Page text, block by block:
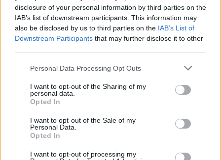
disclosure of your personal information by third parties on the
IAB’s list of downstream participants. This information may
also be disclosed by us to third parties on the IAB’s List of
Downstream Participants that may further disclose it to other
Please note that this website/app uses one or more Google
not limited to your visit or usage behaviour. You may click to
grant or deny consent to Google and its third-party tags to
use your data for below specified purposes in below Google
consent section.
Personal Data Processing Opt Outs
I want to opt-out of the Sharing of my
personal data.
Opted In
I want to opt-out of the Sale of my
Personal Data.
Opted In
I want to opt-out of processing my